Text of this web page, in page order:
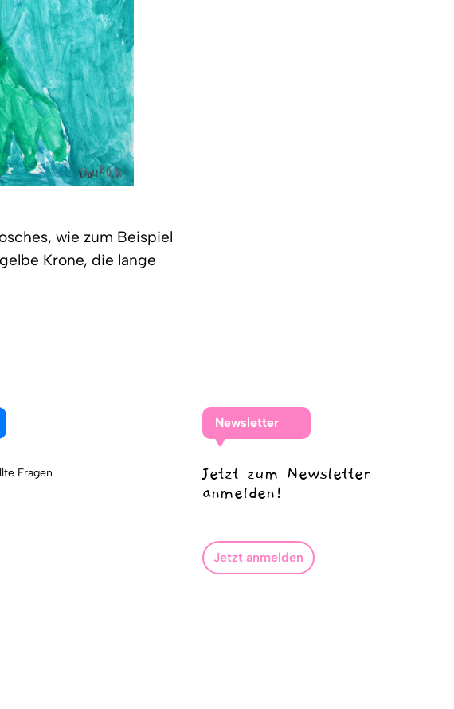
wie zum Beispiel
Krone, die lange
Fragen
Newsletter
Jetzt zum Newsletter
anmelden!
Jetzt anmelden